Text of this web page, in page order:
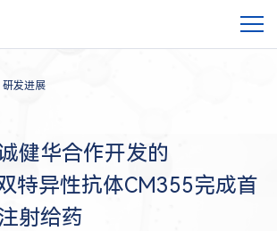
研发进展
健华合作开发的
特异性抗体CM355完成首
射给药